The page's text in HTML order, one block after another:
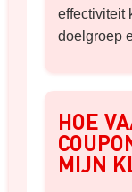
effectiviteit
doelgroep
HOE
MIJN